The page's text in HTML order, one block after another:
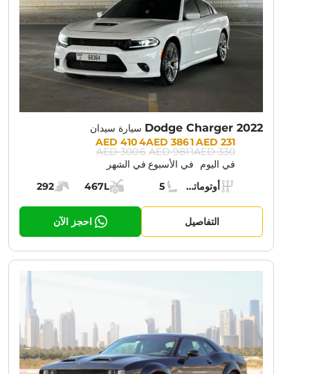
Dodge Charger 2022 سيارة سيدان
Prices:
231 AED
330 AED
في اليوم
1 386 AED
1 981 AED
في الأسبوع
4 410 AED
6 300 AED
في الشهر
Specs:ناقل الحركة:
أوتوماتيك (AT)
مقاعد:
5
مساحة الشحن:
467L
قوة المحرك:
292
التفاصيل احجز الآن